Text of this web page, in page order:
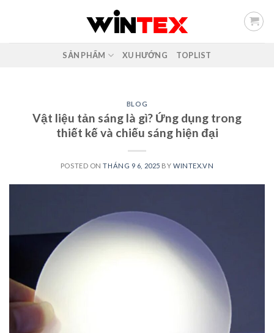
SẢN PHẨM XU HƯỚNG TOPLIST
BLOG
Vật liệu tản sáng là gì? Ứng dụng trong
thiết kế và chiếu sáng hiện đại
POSTED ONTHÁNG 9 6, 2025 BYWINTEX.VN